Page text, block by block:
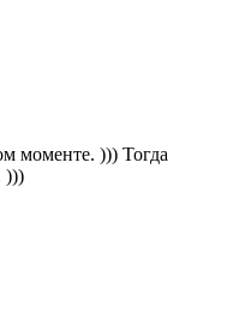
моменте. ))) Тогда
)))